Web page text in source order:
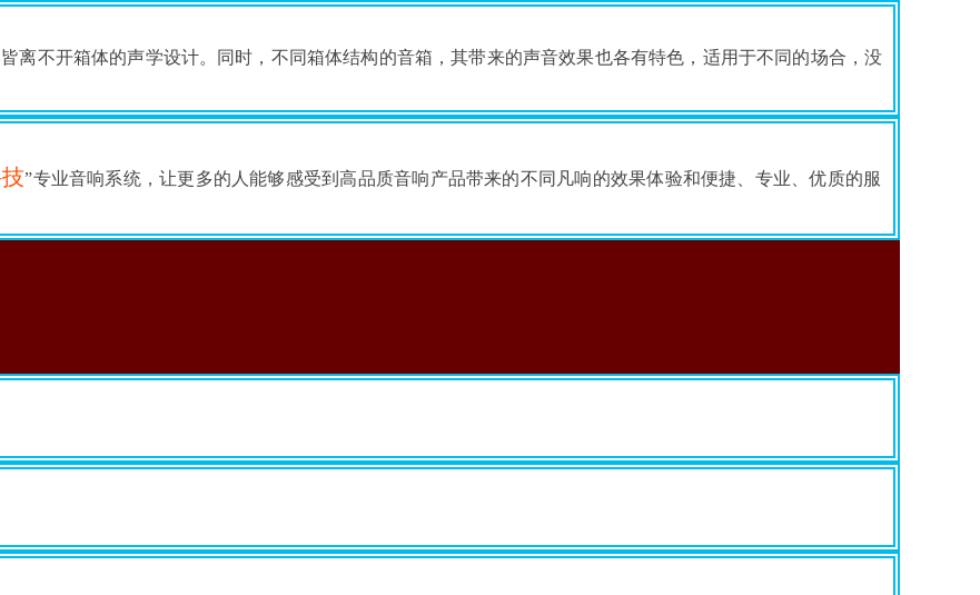
不开箱体的声学设计。同时，不同箱体结构的音箱，其带来的声音效果也各有特色，适用于不同的场合，没
”专业音响系统，让更多的人能够感受到高品质音响产品带来的不同凡响的效果体验和便捷、专业、优质的服